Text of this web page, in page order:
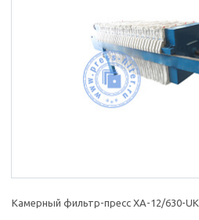
Камерный фильтр-пресс XA-12/630-UK